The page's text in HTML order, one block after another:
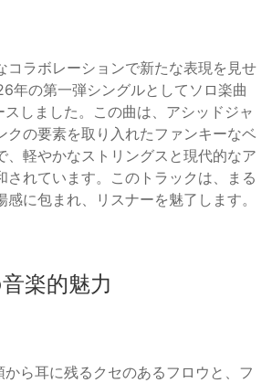
コラボレーションで新たな表現を見せ
年の第一弾シングルとしてソロ楽曲
スしました。この曲は、アシッドジャ
クの要素を取り入れたファンキーなベ
、軽やかなストリングスと現代的なア
されています。このトラックは、まる
に包まれ、リスナーを魅了します。
音楽的魅力
から耳に残るクセのあるフロウと、フ